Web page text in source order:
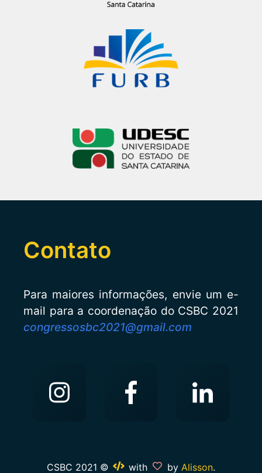
Contato
Para maiores informações, envie um e-
mail para a coordenação do CSBC 2021
congressosbc2021@gmail.com
CSBC 2021 © with by Alisson.